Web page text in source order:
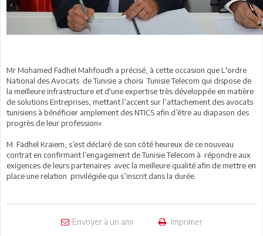
Mr Mohamed Fadhel Mahfoudh a précisé, à cette occasion que L'ordre
National des Avocats de Tunisie a choisi Tunisie Telecom qui dispose de
la meilleure infrastructure et d'une expertise très développée en matière
de solutions Entreprises, mettant l’accent sur l’attachement des avocats
tunisiens à bénéficier amplement des NTICS afin d’être au diapason des
progrès de leur profession».
M. Fadhel Kraiem, s’est déclaré de son côté heureux de ce nouveau
contrat en confirmant l’engagement de Tunisie Telecom à répondre aux
exigences de leurs partenaires avec la meilleure qualité afin de mettre en
place une relation privilégiée qui s’inscrit dans la durée.
Envoyer à un ami Imprimer